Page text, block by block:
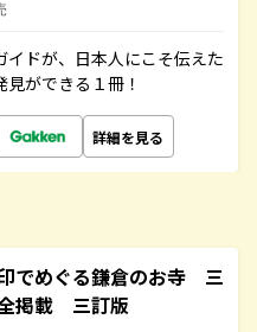
イドが、日本人にこそ伝えた
ができる１冊！
詳細を見る
でめぐる鎌倉のお寺 三
掲載 三訂版